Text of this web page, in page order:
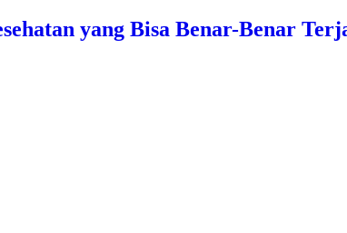
yang Bisa Benar-Benar